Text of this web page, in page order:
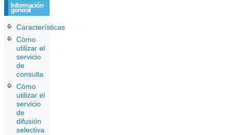
Información
general
Características
Cómo
utilizar el
servicio
de
consulta
Cómo
utilizar el
servicio
de
difusión
selectiva